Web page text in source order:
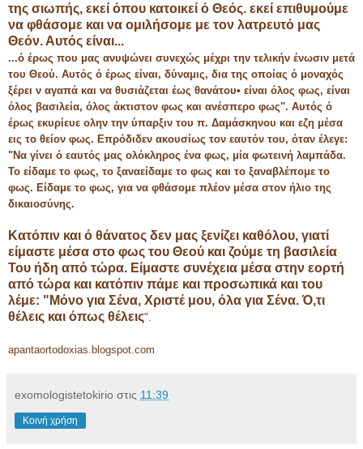
της σιωπής, εκεί όπου κατοικεί ό Θεός. εκεί επιθυμούμε
να φθάσομε και να ομιλήσομε με τον λατρευτό μας
Θεόν. Αυτός είναι...
...ό έρως που μας ανυψώνει συνεχώς μέχρι την τελικήν ένωσιν μετά
του Θεού. Αυτός ό έρως είναι, δύναμις, δια της οποίας ό μοναχός
ξέρει ν αγαπά και να θυσιάζεται έως θανάτου• είναι όλος φως, είναι
όλος βασιλεία, όλος άκτιστον φως και ανέσπερο φως". Αυτός ό
έρως εκυρίευε ολην την ύπαρξιν του π. Δαμάσκηνου και εζη μέσα
εις το θείον φως. Επρόδιδεν ακουσίως τον εαυτόν του, όταν έλεγε:
"Να γίνει ό εαυτός μας ολόκληρος ένα φως, μία φωτεινή λαμπάδα.
Το είδαμε το φως, το ξαναείδαμε το φως και το ξαναβλέπομε το
φως. Είδαμε το φως, για να φθάσομε πλέον μέσα στον ήλιο της
δικαιοσύνης.
Κατόπιν και ό θάνατος δεν μας ξενίζει καθόλου, γιατί
είμαστε μέσα στο φως του Θεού και ζούμε τη βασιλεία
Του ήδη από τώρα. Είμαστε συνέχεια μέσα στην εορτή
από τώρα και κατόπιν πάμε και προσωπικά και του
λέμε: "Μόνο για Σένα, Χριστέ μου, όλα για Σένα. Ό,τι
θέλεις και όπως θέλεις".
apantaortodoxias.blogspot.com
exomologistetokirio στις 11:39
Κοινή χρήση